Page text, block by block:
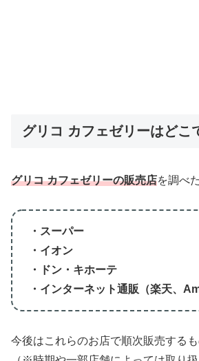
グリコ カフェゼリーはどこ
グリコ カフェゼリーの販売店を調べ
・スーパー
・イオン
・ドン・キホーテ
・インターネット通販（楽天、
今後はこれらのお店で順次販売するも